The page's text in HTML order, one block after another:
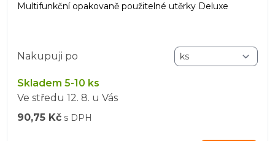
Multifunkční opakovaně použitelné utěrky Deluxe
Nakupuji po
Skladem 5-10 ks
Ve středu 12. 8. u Vás
90,75 Kč s DPH